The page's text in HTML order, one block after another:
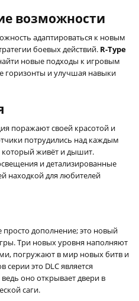
возможности
адаптироваться к новым
боевых действий. R-Type
новые подходы к игровым
горизонты и улучшая навыки
поражают своей красотой и
потрудились над каждым
который живёт и дышит.
и детализированные
находкой для любителей
просто дополнение; это новый
Три новых уровня наполняют
погружают в мир новых битв и
серии это DLC является
оно открывает двери в
саги.